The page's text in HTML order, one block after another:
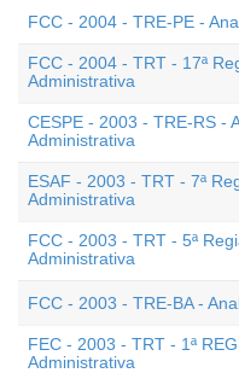
FCC - 2004 - TRE-PE -
FCC - 2004 - TRT - 17ª
Administrativa
CESPE - 2003 - TRE-RS -
Administrativa
ESAF - 2003 - TRT - 7ª
Administrativa
FCC - 2003 - TRT - 5ª
Administrativa
FCC - 2003 - TRE-BA -
FEC - 2003 - TRT - 1ª
Administrativa